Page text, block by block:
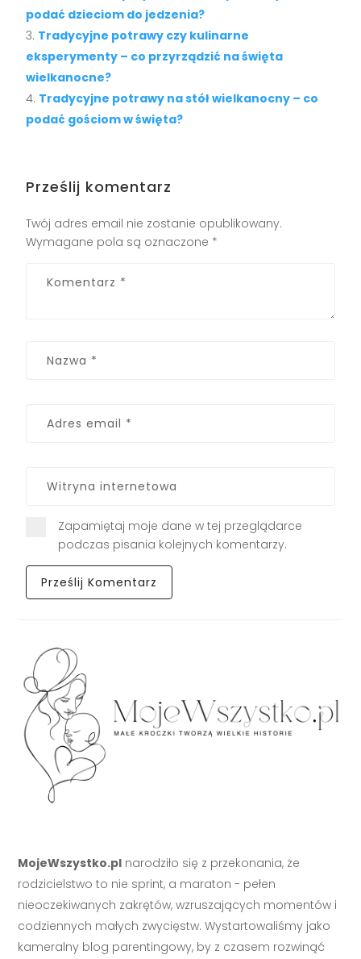
podać dzieciom do jedzenia?
Tradycyjne potrawy czy kulinarne
eksperymenty – co przyrządzić na święta
wielkanocne?
Tradycyjne potrawy na stół wielkanocny – co
podać gościom w święta?
Prześlij komentarz
Twój adres email nie zostanie opublikowany.
Wymagane pola są oznaczone *
Zapamiętaj moje dane w tej przeglądarce
podczas pisania kolejnych komentarzy.
MojeWszystko.pl narodziło się z przekonania, że
rodzicielstwo to nie sprint, a maraton - pełen
nieoczekiwanych zakrętów, wzruszających momentów i
codziennych małych zwycięstw. Wystartowaliśmy jako
kameralny blog parentingowy, by z czasem rozwinąć